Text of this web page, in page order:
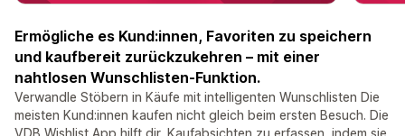
Ermögliche es Kund:innen, Favoriten zu speichern
und kaufbereit zurückzukehren – mit einer
nahtlosen Wunschlisten-Funktion.
Verwandle Stöbern in Käufe mit intelligenten Wunschlisten Die
meisten Kund:innen kaufen nicht gleich beim ersten Besuch. Die